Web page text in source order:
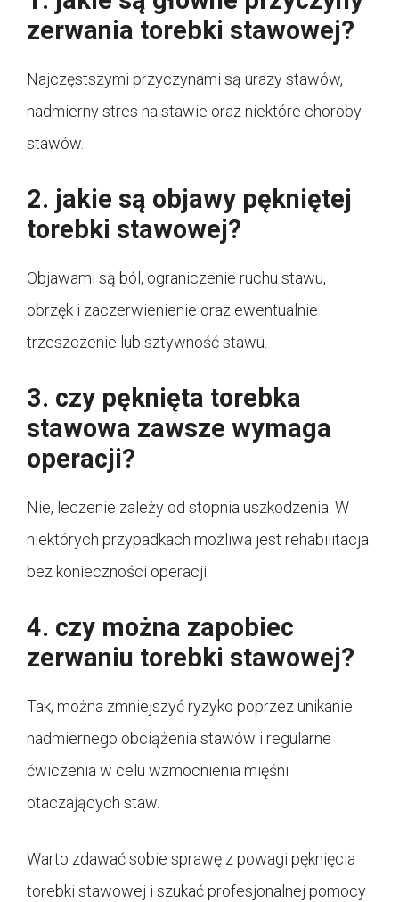
zerwania torebki stawowej?
Najczęstszymi przyczynami są urazy stawów,
nadmierny stres na stawie oraz niektóre choroby
stawów.
2. jakie są objawy pękniętej
torebki stawowej?
Objawami są ból, ograniczenie ruchu stawu,
obrzęk i zaczerwienienie oraz ewentualnie
trzeszczenie lub sztywność stawu.
3. czy pęknięta torebka
stawowa zawsze wymaga
operacji?
Nie, leczenie zależy od stopnia uszkodzenia. W
niektórych przypadkach możliwa jest rehabilitacja
bez konieczności operacji.
4. czy można zapobiec
zerwaniu torebki stawowej?
Tak, można zmniejszyć ryzyko poprzez unikanie
nadmiernego obciążenia stawów i regularne
ćwiczenia w celu wzmocnienia mięśni
otaczających staw.
Warto zdawać sobie sprawę z powagi pęknięcia
torebki stawowej i szukać profesjonalnej pomocy